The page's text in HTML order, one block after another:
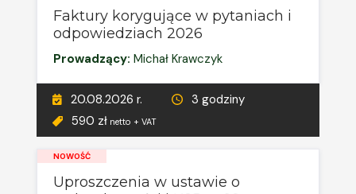
Faktury korygujące w pytaniach i
odpowiedziach 2026
Prowadzący: Michał Krawczyk
20.08.2026 r.
3 godziny
590 zł netto + VAT
NOWOŚĆ
Uproszczenia w ustawie o